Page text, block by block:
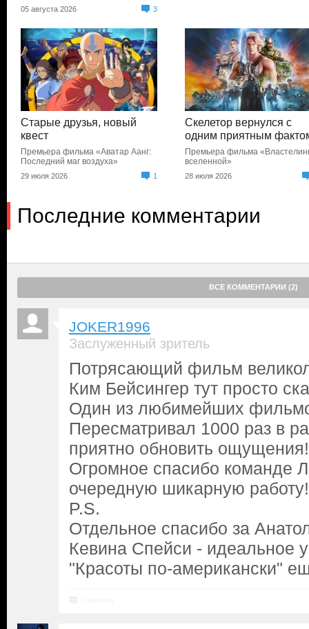
05 августа 2026 3
Старые друзья, новый
квест
Премьера фильма «Аватар Аанг:
Последний маг воздуха»
29 июля 2026 1
Скелетор вернулся с
одним приятным
Премьера фильма
вселенной»
28 июля 2026
Последние комментарии
ВСЕ КОММЕНТАРИИ (2)
JOKER1996
Заслуженный зритель
Потрясающий фильм
Ким Бейсингер тут просто
Один из любимейших
Пересматривал 1000 раз в
приятно обновить ощущения!
Огромное спасибо команде
очередную шикарную работу!
P.S.
Отдельное спасибо за
Кевина Спейси - идеальное
"Красоты по-американски"